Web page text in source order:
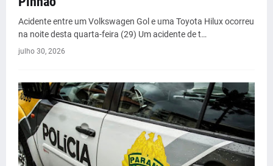
Acidente entre um Volkswagen Gol e uma Toyota Hilux ocorreu
na noite desta quarta-feira (29) Um acidente de t…
julho 30, 2026